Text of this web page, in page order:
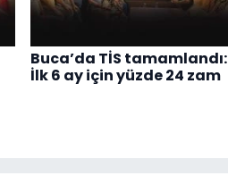
Buca’da TİS tamamlandı:
İlk 6 ay için yüzde 24 zam